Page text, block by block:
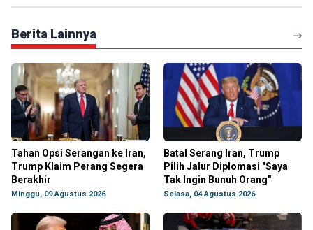
Berita Lainnya
Tahan Opsi Serangan ke Iran,
Trump Klaim Perang Segera
Berakhir
Minggu, 09 Agustus 2026
Batal Serang Iran, Trump
Pilih Jalur Diplomasi "Saya
Tak Ingin Bunuh Orang"
Selasa, 04 Agustus 2026